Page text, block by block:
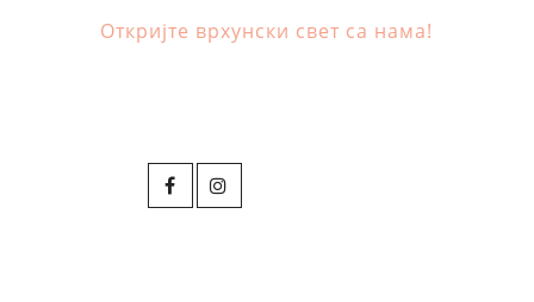
Откријте врхунски свет са нама!